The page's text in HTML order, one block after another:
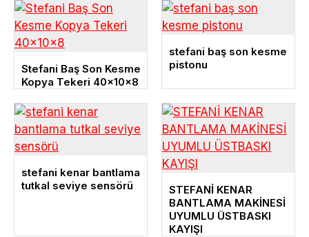
Stefani Baş Son Kesme
Kopya Tekeri 40x10x8
stefani baş son kesme
pistonu
stefani kenar bantlama
tutkal seviye sensörü
STEFANİ KENAR
BANTLAMA MAKİNESİ
UYUMLU ÜSTBASKI
KAYIŞI